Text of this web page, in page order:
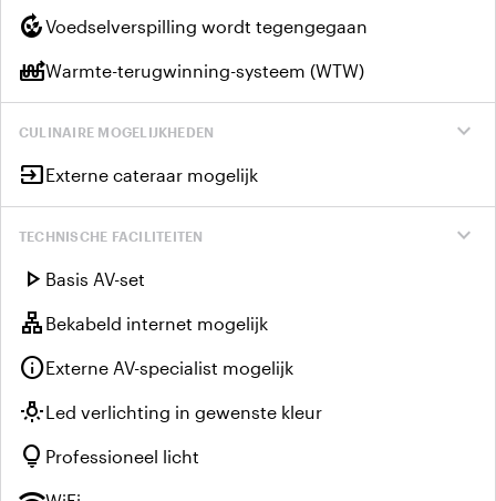
compostVoedselverspilling wordt tegengegaan
heat_pump_balanceWarmte-terugwinning-systeem (WTW)
expand_more
CULINAIRE MOGELIJKHEDEN
inputExterne cateraar mogelijk
expand_more
TECHNISCHE FACILITEITEN
play_arrow Basis AV-set
lan Bekabeld internet mogelijk
infoExterne AV-specialist mogelijk
wb_incandescentLed verlichting in gewenste kleur
lightbulb Professioneel licht